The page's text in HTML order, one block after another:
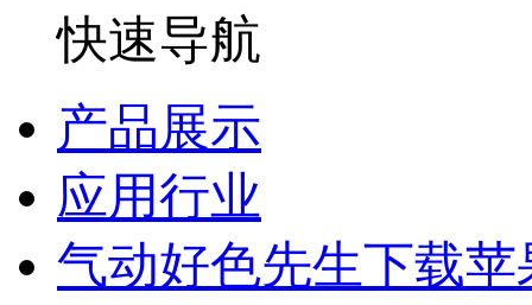
快速导航
产品展示
应用行业
气动好色先生下载